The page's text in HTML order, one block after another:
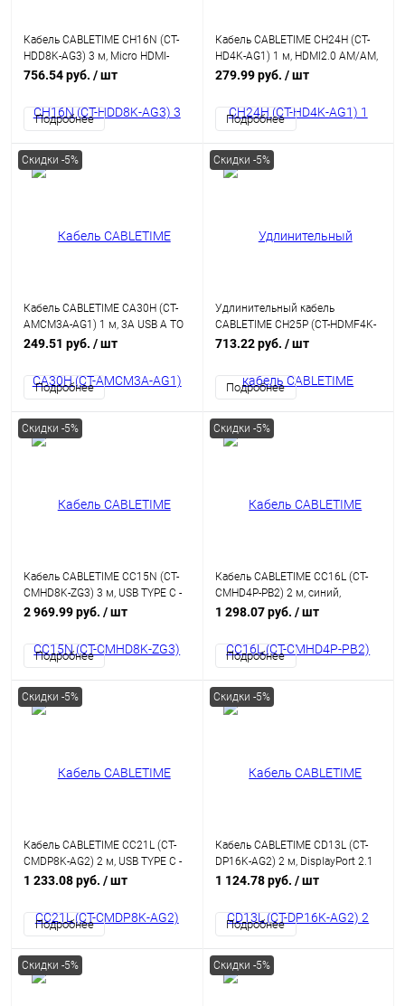
Кабель CABLETIME CH16N (CT-
HDD8K-AG3) 3 м, Micro HDMI-
HDMI 8K60Hz
756.54 руб. / шт
Подробнее
Кабель CABLETIME CH24H (CT-
HD4K-AG1) 1 м, HDMI2.0 AM/AM,
4k/60 Гц, позолоченный, черная
279.99 руб. / шт
Подробнее
Скидки -5%
Кабель CABLETIME CA30H (CT-
AMCM3A-AG1) 1 м, 3A USB A TO
USB C, нейлоновый, черный
249.51 руб. / шт
Подробнее
Скидки -5%
Удлинительный кабель
CABLETIME CH25P (CT-HDMF4K-
AG5) 5 м, черный, 4K60Hz HDMI
713.22 руб. / шт
Подробнее
Скидки -5%
Кабель CABLETIME CC15N (CT-
CMHD8K-ZG3) 3 м, USB TYPE C -
HDMI 8K/60 Гц
2 969.99 руб. / шт
Подробнее
Скидки -5%
Кабель CABLETIME CC16L (CT-
CMHD4P-PB2) 2 м, синий,
4K60Hz USB C - HDMI/USB C
1 298.07 руб. / шт
Подробнее
Скидки -5%
Кабель CABLETIME CC21L (CT-
CMDP8K-AG2) 2 м, USB TYPE C -
DisplayPort 8K/60 Гц
1 233.08 руб. / шт
Подробнее
Скидки -5%
Кабель CABLETIME CD13L (CT-
DP16K-AG2) 2 м, DisplayPort 2.1
16K@60Hz 8K@120Hz
1 124.78 руб. / шт
Подробнее
Скидки -5% Скидки -5%